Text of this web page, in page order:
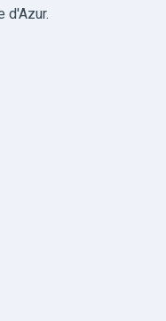
d'Azur.